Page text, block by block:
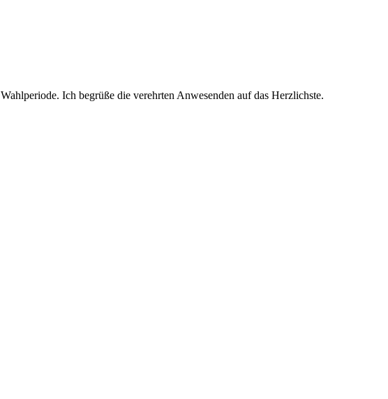
Ich begrüße die verehrten Anwesenden auf das Herzlichste.